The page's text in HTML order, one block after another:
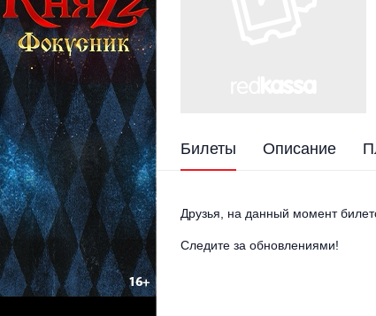
Билеты Описание
Друзья, на данный момент
Следите за обновлениями!